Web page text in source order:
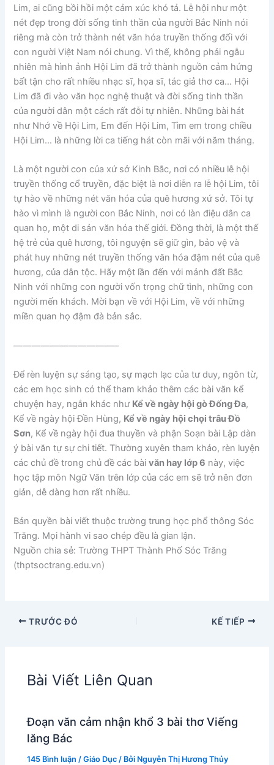
Lim, ai cũng bồi hồi một cảm xúc khó tả. Lễ hội như một
nét đẹp trong đời sống tinh thần của người Bắc Ninh nói
riêng mà còn trở thành nét văn hóa truyền thống đối với
con người Việt Nam nói chung. Vì thế, không phải ngẫu
nhiên mà hình ảnh Hội Lim đã trở thành nguồn cảm hứng
bất tận cho rất nhiều nhạc sĩ, họa sĩ, tác giả thơ ca… Hội
Lim đã đi vào văn học nghệ thuật và đời sống tinh thần
của người dân một cách rất đỗi tự nhiên. Những bài hát
như Nhớ về Hội Lim, Em đến Hội Lim, Tìm em trong chiều
Hội Lim… là những lời ca tiếng hát còn mãi với năm tháng.
Là một người con của xứ sở Kinh Bắc, nơi có nhiều lễ hội
truyền thống cổ truyền, đặc biệt là nơi diễn ra lễ hội Lim, tôi
tự hào về những nét văn hóa của quê hương xứ sở. Tôi tự
hào vì mình là người con Bắc Ninh, nơi có làn điệu dân ca
quan họ, một di sản văn hóa thế giới. Đồng thời, là một thế
hệ trẻ của quê hương, tôi nguyện sẽ giữ gìn, bảo vệ và
phát huy những nét truyền thống văn hóa đậm nét của quê
hương, của dân tộc. Hãy một lần đến với mảnh đất Bắc
Ninh với những con người vốn trọng chữ tình, những con
người mến khách. Mời bạn về với Hội Lim, về với những
miền quan họ đậm đà bản sắc.
———————————–
Để rèn luyện sự sáng tạo, sự mạch lạc của tư duy, ngôn từ,
các em học sinh có thể tham khảo thêm các bài văn kể
chuyện hay, ngắn khác như Kể về ngày hội gò Đống Đa,
Kể về ngày hội Đền Hùng, Kể về ngày hội chọi trâu Đồ
Sơn, Kể về ngày hội đua thuyền và phận Soạn bài Lập dàn
ý bài văn tự sự chi tiết. Thường xuyên tham khảo, rèn luyện
các chủ đề trong chủ đề các bàivăn hay lớp 6 này, việc
học tập môn Ngữ Văn trên lớp của các em sẽ trở nên đơn
giản, dễ dàng hơn rất nhiều.
Bản quyền bài viết thuộc trường trung học phổ thông Sóc
Trăng. Mọi hành vi sao chép đều là gian lận.
Nguồn chia sẻ: Trường THPT Thành Phố Sóc Trăng
(thptsoctrang.edu.vn)
TRƯỚC ĐÓ KẾ TIẾP
Bài Viết Liên Quan
Đoạn văn cảm nhận khổ 3 bài thơ Viếng
lăng Bác
145 Bình luận /Giáo Dục / Bởi Nguyễn Thị Hương Thủy